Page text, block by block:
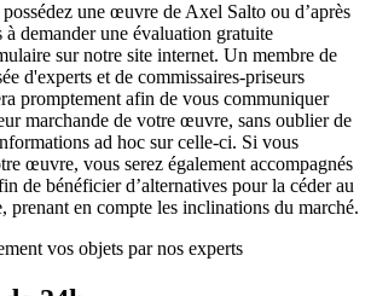
possédez une œuvre de Axel Salto ou d’après
à demander une évaluation gratuite
sur notre site internet. Un membre de
d'experts et de commissaires-priseurs
promptement afin de vous communiquer
marchande de votre œuvre, sans oublier de
ad hoc sur celle-ci. Si vous
œuvre, vous serez également accompagnés
de bénéficier d’alternatives pour la céder au
prenant en compte les inclinations du marché.
vos objets par nos experts